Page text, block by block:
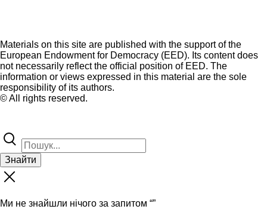
Materials on this site are published with the support of the
European Endowment for Democracy (EED). Its content does
not necessarily reflect the official position of EED. The
information or views expressed in this material are the sole
responsibility of its authors.
© All rights reserved.
Знайти
Ми не знайшли нічого за запитом “”